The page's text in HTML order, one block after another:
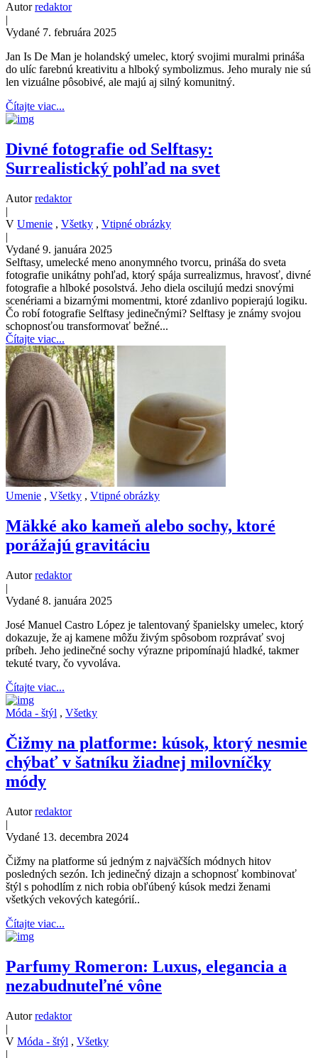
Autorredaktor
|
Vydané 7. februára 2025
Jan Is De Man je holandský umelec, ktorý svojimi muralmi prináša
do ulíc farebnú kreativitu a hlboký symbolizmus. Jeho muraly nie sú
len vizuálne pôsobivé, ale majú aj silný komunitný.
Čítajte viac...
Divné fotografie od Selftasy:
Surrealistický pohľad na svet
Autorredaktor
|
V Umenie , Všetky , Vtipné obrázky
|
Vydané 9. januára 2025
Selftasy, umelecké meno anonymného tvorcu, prináša do sveta
fotografie unikátny pohľad, ktorý spája surrealizmus, hravosť, divné
fotografie a hlboké posolstvá. Jeho diela oscilujú medzi snovými
scenériami a bizarnými momentmi, ktoré zdanlivo popierajú logiku.
Čo robí fotografie Selftasy jedinečnými? Selftasy je známy svojou
schopnosťou transformovať bežné...
Čítajte viac...
Umenie , Všetky , Vtipné obrázky
Mäkké ako kameň alebo sochy, ktoré
porážajú gravitáciu
Autorredaktor
|
Vydané 8. januára 2025
José Manuel Castro López je talentovaný španielsky umelec, ktorý
dokazuje, že aj kamene môžu živým spôsobom rozprávať svoj
príbeh. Jeho jedinečné sochy výrazne pripomínajú hladké, takmer
tekuté tvary, čo vyvoláva.
Čítajte viac...
Móda - štýl , Všetky
Čižmy na platforme: kúsok, ktorý nesmie
chýbať v šatníku žiadnej milovníčky
módy
Autorredaktor
|
Vydané 13. decembra 2024
Čižmy na platforme sú jedným z najväčších módnych hitov
posledných sezón. Ich jedinečný dizajn a schopnosť kombinovať
štýl s pohodlím z nich robia obľúbený kúsok medzi ženami
všetkých vekových kategórií..
Čítajte viac...
Parfumy Romeron: Luxus, elegancia a
nezabudnuteľné vône
Autorredaktor
|
V Móda - štýl , Všetky
|